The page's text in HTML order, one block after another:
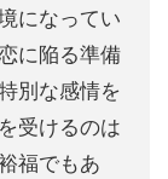
になってい
に陥る準備
別な感情を
受けるのは
福でもあ